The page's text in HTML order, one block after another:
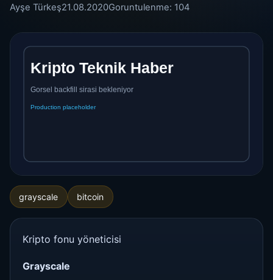
Ayşe Türkeş21.08.2020Goruntulenme: 104
grayscale bitcoin
Kripto fonu yöneticisi
Grayscale